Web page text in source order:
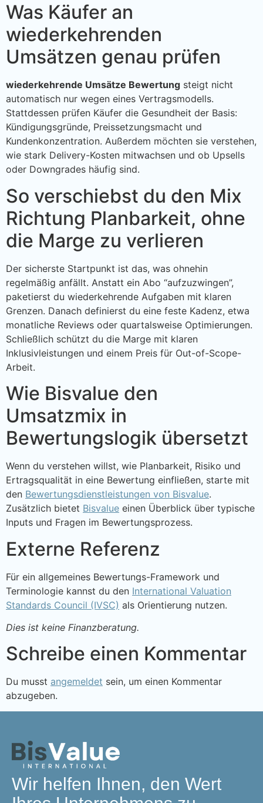
Was Käufer an
wiederkehrenden
Umsätzen genau prüfen
wiederkehrende Umsätze Bewertung steigt nicht
automatisch nur wegen eines Vertragsmodells.
Stattdessen prüfen Käufer die Gesundheit der Basis:
Kündigungsgründe, Preissetzungsmacht und
Kundenkonzentration. Außerdem möchten sie verstehen,
wie stark Delivery-Kosten mitwachsen und ob Upsells
oder Downgrades häufig sind.
So verschiebst du den Mix
Richtung Planbarkeit, ohne
die Marge zu verlieren
Der sicherste Startpunkt ist das, was ohnehin
regelmäßig anfällt. Anstatt ein Abo “aufzuzwingen”,
paketierst du wiederkehrende Aufgaben mit klaren
Grenzen. Danach definierst du eine feste Kadenz, etwa
monatliche Reviews oder quartalsweise Optimierungen.
Schließlich schützt du die Marge mit klaren
Inklusivleistungen und einem Preis für Out-of-Scope-
Arbeit.
Wie Bisvalue den
Umsatzmix in
Bewertungslogik übersetzt
Wenn du verstehen willst, wie Planbarkeit, Risiko und
Ertragsqualität in eine Bewertung einfließen, starte mit
den Bewertungsdienstleistungen von Bisvalue.
Zusätzlich bietet Bisvalue einen Überblick über typische
Inputs und Fragen im Bewertungsprozess.
Externe Referenz
Für ein allgemeines Bewertungs-Framework und
Terminologie kannst du den International Valuation
Standards Council (IVSC) als Orientierung nutzen.
Dies ist keine Finanzberatung.
Schreibe einen Kommentar
Du musst angemeldet sein, um einen Kommentar
abzugeben.
Wir helfen Ihnen, den Wert